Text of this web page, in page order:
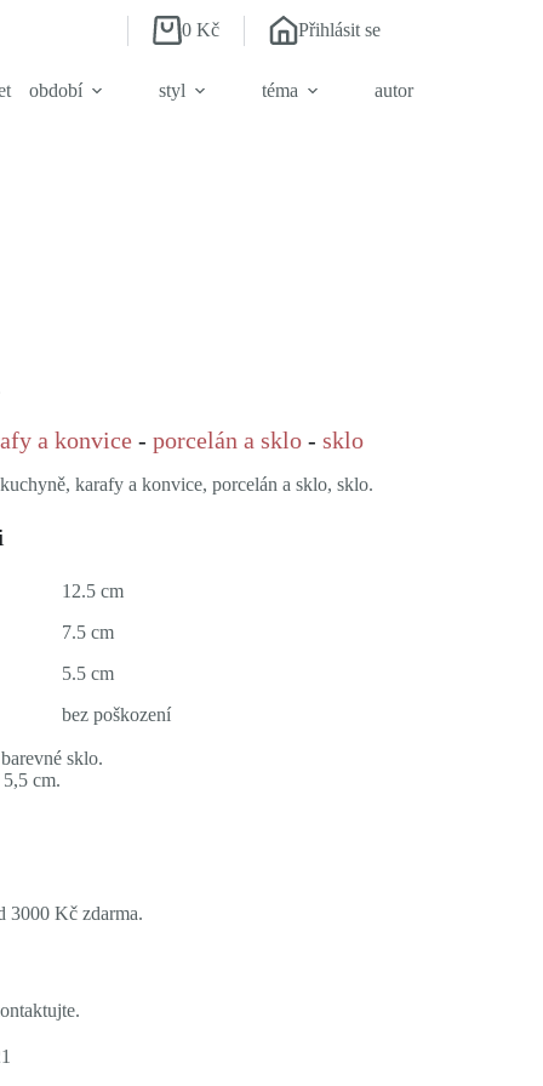
Shopping
0 Kč Přihlásit se
období styl téma autor
a konvice- porcelán a sklo- sklo
karafy a konvice, porcelán a sklo, sklo.
12.5 cm
7.5 cm
5.5 cm
bez poškození
sklo.
cm.
3000 Kč zdarma.